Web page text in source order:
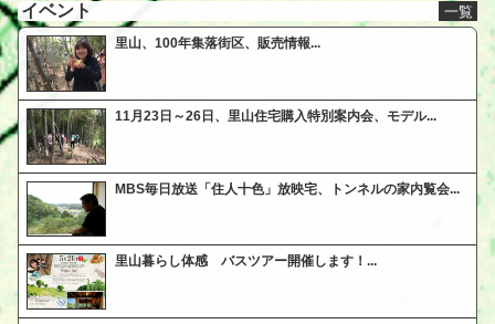
イベント 一覧
里山、100年集落街区、販売情報...
11月23日～26日、里山住宅購入特別案内会、モデル...
MBS毎日放送「住人十色」放映宅、トンネルの家内覧会...
里山暮らし体感 バスツアー開催します！...